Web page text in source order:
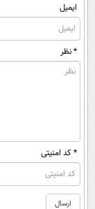
ایمیل
* نظر
* کد امنیتی